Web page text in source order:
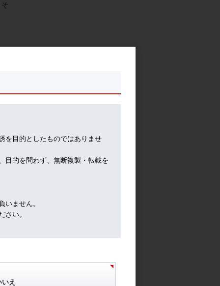
市
し
を目的としたものではありませ
目的を問わず、無断複製・転載を
ません。
い。
いえ